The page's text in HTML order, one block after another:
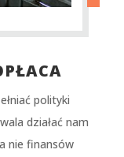
polityki
działać nam
nie finansów